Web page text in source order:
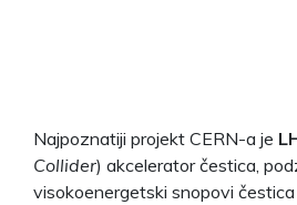
Najpoznatiji projekt CERN-a je
Collider) akcelerator čestica,
visokoenergetski snopovi